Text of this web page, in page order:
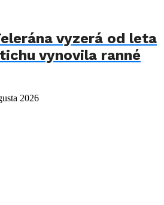
vyzerá od leta
vynovila ranné
2026